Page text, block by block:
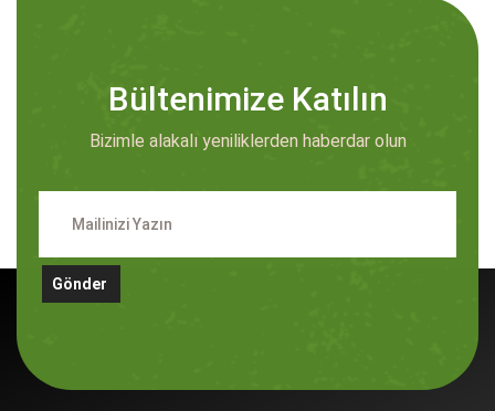
Bültenimize Katılın
Bizimle alakalı yeniliklerden haberdar olun
Gönder